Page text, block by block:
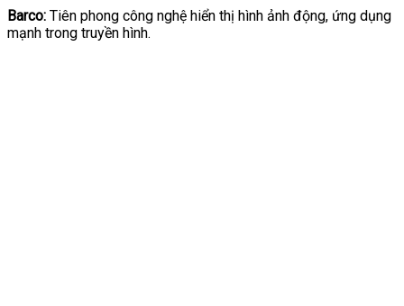
Barco: Tiên phong công nghệ hiển thị hình ảnh động, ứng dụng
mạnh trong truyền hình.